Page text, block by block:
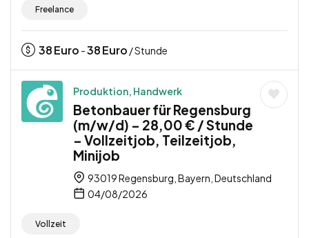
Freelance
38Euro -38Euro / Stunde
Produktion, Handwerk
Betonbauer für Regensburg
(m/w/d) – 28,00 € / Stunde
– Vollzeitjob, Teilzeitjob,
Minijob
93019 Regensburg, Bayern, Deutschland
04/08/2026
Vollzeit